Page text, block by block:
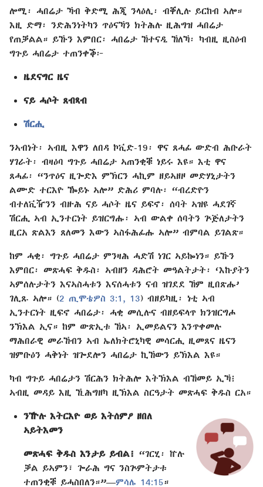
ሎሚ፡ ሓበሬታ ኻብ ቅድሚ ሕጂ ንላዕሊ፡ ብቐሊሉ ይርከብ ኣሎ።
እዚ ድማ፡ ንድሕንነትካን ጥዕናኻን ክትሕሉ ዚሕግዝ ሓበሬታ
የጠቓልል። ይኹን እምበር፡ ሓበሬታ ኸተናዲ ኸለኻ፡ ካብዚ ዚስዕብ
ግጉይ ሓበሬታ ተጠንቀቕ፦
ዜደናግር ዜና
ናይ ሓሶት ጸብጻብ
ሽርሒ
ንኣብነት፡ ኣብዚ እዋን ለበዳ ኮቪድ-19፡ ዋና ጸሓፊ ውድብ ሕቡራት
ሃገራት፡ ብዛዕባ ግጉይ ሓበሬታ ኣጠንቂቑ ነይሩ እዩ። እቲ ዋና
ጸሓፊ፡ “ንጥዕና ዚጐድእ ምኽርን ሓኪም ዘይኣዘዞ መድሃኒታትን
ልሙድ ተርእዮ ዀይኑ ኣሎ” ድሕሪ ምባሉ፡ “ብረድዮን
ብተለቪዥንን ብዙሕ ናይ ሓሶት ዜና ይፍኖ፡ ሰባት ኣዝዩ ሓደገኛ
ሽርሒ ኣብ ኢንተርነት ይዝርግሑ፡ ኣብ ውልቀ ሰባትን ጕጅለታትን
ዚርአ ጽልእን ጸለመን እውን ኣስፋሕፊሑ ኣሎ” ብምባል ይገልጽ።
ከም ሓቂ፡ ግጉይ ሓበሬታ ምንዛሕ ሓድሽ ነገር ኣይኰነን። ይኹን
እምበር፡ መጽሓፍ ቅዱስ፡ ኣብዘን ዳሕሮት መዓልትታት፡ ‘እኩያትን
ኣምሰሉታትን እናኣስሓቱን እናሰሓቱን ናብ ዝገደደ ኸም ዚበጽሑ’
ገሊጹ ኣሎ። (2 ጢሞቴዎስ 3:1, 13) ብዘይካዚ፡ ነቲ ኣብ
ኢንተርነት ዚፍኖ ሓበሬታ፡ ሓቂ መሲሉና ብዘይፍላጥ ክንዝርግሖ
ንኽእል ኢና። ከም ውጽኢቱ ኸኣ፡ ኢመይልናን እንጥቀመሉ
ማሕበራዊ መራኸብን ኣብ ኤለክትሮኒካዊ መሳርሒ ዚመጸና ዜናን
ዝምቡዕን ሓቅነት ዝጐደሎን ሓበሬታ ኪኸውን ይኽእል እዩ።
ካብ ግጉይ ሓበሬታን ሽርሕን ክትሕሎ እትኽእል ብኸመይ ኢኻ፧
ኣብዚ መዳይ እዚ ኺሕግዘካ ዚኽእል ስርዓታት መጽሓፍ ቅዱስ ርአ።
ንዅሉ እትርእዮ ወይ እትሰምዖ ዘበለ
ኣይትእመን
መጽሓፍ ቅዱስ እንታይ ይብል፧
“ገርሂ፡ ኵሉ
ቓል ይኣምን፣ ጐራሕ ግና ንስጕምትታቱ
ተጠንቂቑ ይሓስበለን።”—ምሳሌ 14:15።